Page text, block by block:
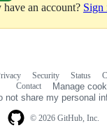
have an account? Sign
© 2026 GitHub, Inc.
Security Status
Contact
Manage
not share my personal